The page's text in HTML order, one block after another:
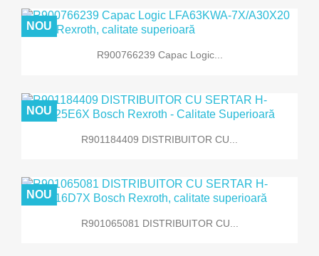
R900766239 Capac Logic...
NOU
R901184409 DISTRIBUITOR CU...
NOU
R901065081 DISTRIBUITOR CU...
NOU